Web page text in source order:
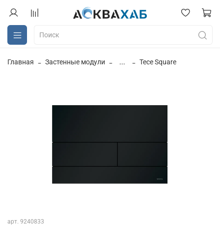
Главная Застенные модули ... Tece Square
арт. 9240833